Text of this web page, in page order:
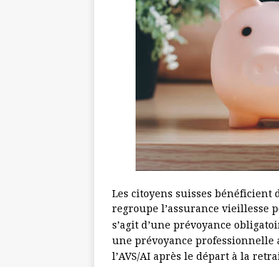
Les citoyens suisses bénéficient
regroupe l’assurance vieillesse
s’agit d’une prévoyance
une prévoyance professionnelle
l’AVS/AI après le départ à la